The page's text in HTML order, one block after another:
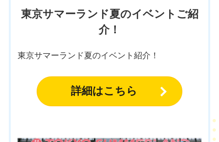
東京サマーランド夏のイベントご紹
介！
東京サマーランド夏のイベント紹介！
詳細はこちら